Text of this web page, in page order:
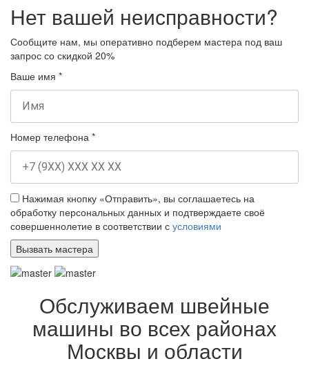
Нет вашей неисправности?
Сообщите нам, мы оперативно подберем мастера под ваш
запрос со скидкой 20%
Ваше имя *
Номер телефона *
Нажимая кнопку «Отправить», вы соглашаетесь на
обработку персональных данных и подтверждаете своё
совершеннолетие в соответствии с условиями
Обслуживаем швейные
машины во всех районах
Москвы и области